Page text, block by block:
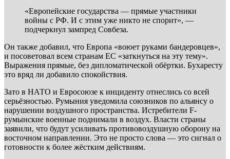
«Европейские государства — прямые участники
войны с РФ. И с этим уже никто не спорит», —
подчеркнул зампред Совбеза.
Он также добавил, что Европа «воюет руками бандеровцев»,
и посоветовал всем странам ЕС «заткнуться на эту тему».
Выражения прямые, без дипломатической обёртки. Бухаресту
это вряд ли добавило спокойствия.
Зато в НАТО и Евросоюзе к инциденту отнеслись со всей
серьёзностью. Румыния уведомила союзников по альянсу о
нарушении воздушного пространства. Истребители F-
румынские военные поднимали в воздух. Власти страны
заявили, что будут усиливать противовоздушную оборону на
восточном направлении. Это не просто слова — это сигнал о
готовности к более жёстким действиям.